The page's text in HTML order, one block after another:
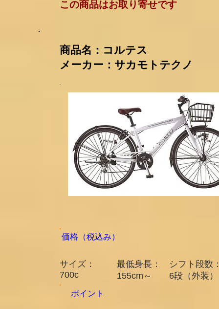
​この商品はお取り寄せです
​商品名：コルテス
メーカー：サカモトテクノ
​価格（税込み）
サイズ：
700c​
最低身長：
155cm～
ポイント
シフト段数
6段（外装）